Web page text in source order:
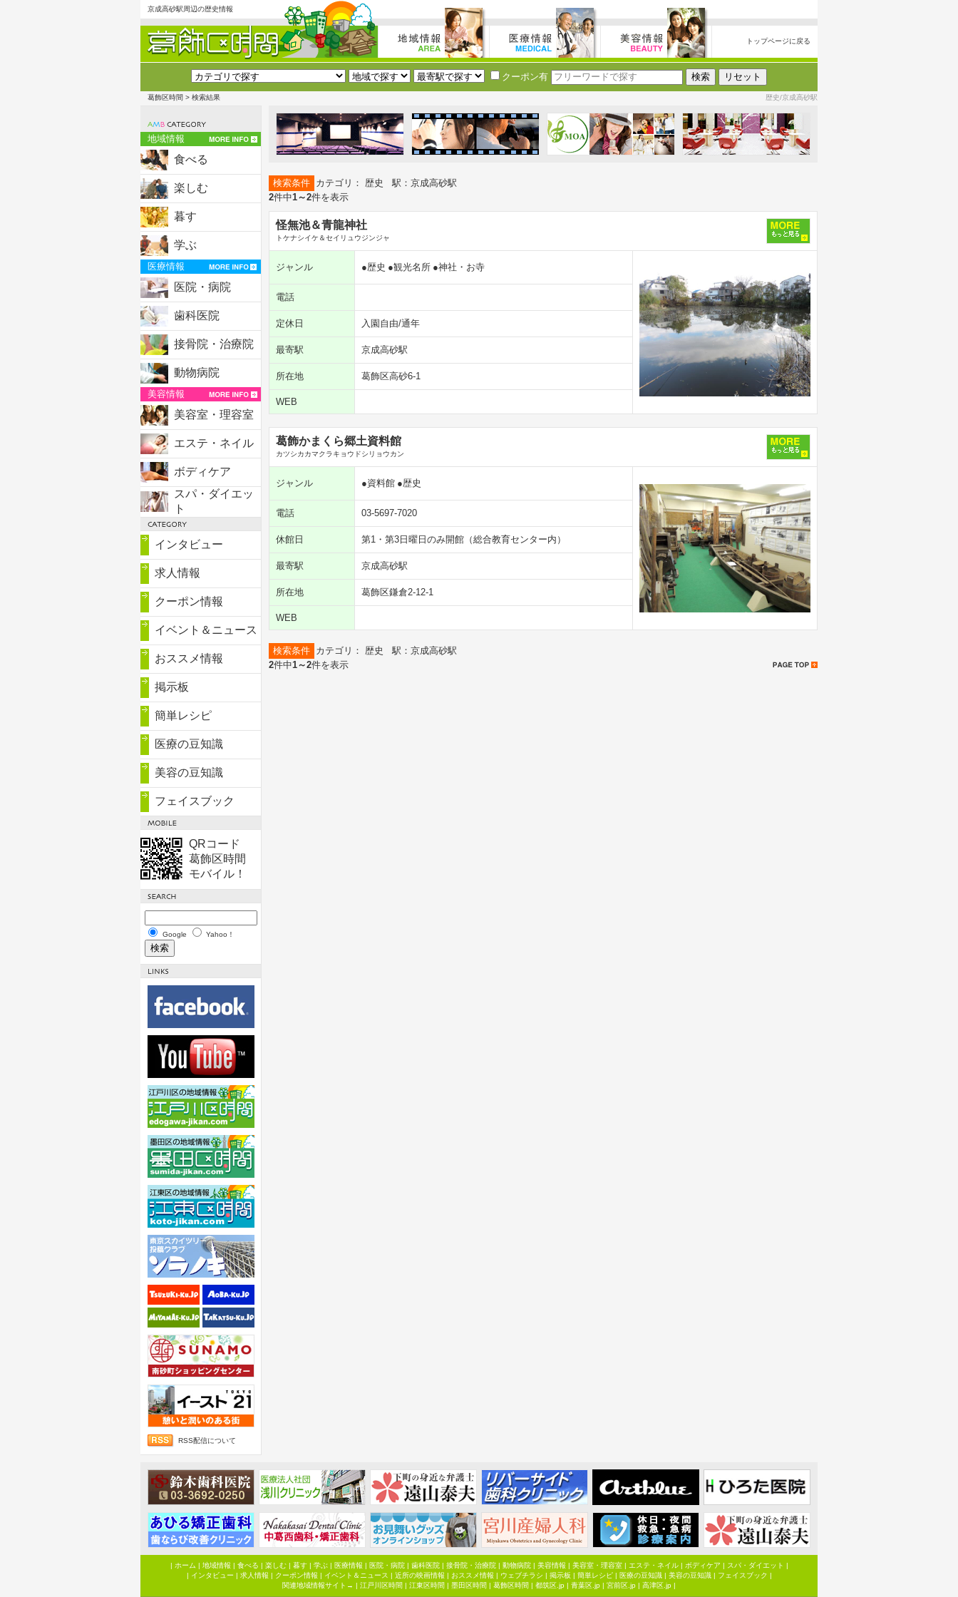
京成高砂駅周辺の歴史情報
トップページに戻る
クーポン有
葛飾区時間 > 検索結果 歴史/京成高砂駅
地域情報
食べる
楽しむ
暮す
学ぶ
医療情報
医院・病院
歯科医院
接骨院・治療院
動物病院
美容情報
美容室・理容室
エステ・ネイル
ボディケア
スパ・ダイエッ
ト
インタビュー
求人情報
クーポン情報
イベント＆ニュース
おススメ情報
掲示板
簡単レシピ
医療の豆知識
美容の豆知識
フェイスブック
QRコード
葛飾区時間
モバイル！
Google Yahoo！
RSS配信について
検索条件 カテゴリ： 歴史 駅：京成高砂駅
2件中1～2件を表示
怪無池＆青龍神社
トケナシイケ＆セイリュウジンジャ
ジャンル ●歴史 ●観光名所 ●神社・お寺
電話
定休日 入園自由/通年
最寄駅 京成高砂駅
所在地 葛飾区高砂6-1
WEB
葛飾かまくら郷土資料館
カツシカカマクラキョウドシリョウカン
ジャンル ●資料館 ●歴史
電話 03-5697-7020
休館日 第1・第3日曜日のみ開館（総合教育センター内）
最寄駅 京成高砂駅
所在地 葛飾区鎌倉2-12-1
WEB
検索条件 カテゴリ： 歴史 駅：京成高砂駅
2件中1～2件を表示
| ホーム | 地域情報 | 食べる | 楽しむ| 暮す| 学ぶ| 医療情報 | 医院・病院| 歯科医院| 接骨院・治療院| 動物病院| 美容情報 | 美容室・理容室| エステ・ネイル| ボディケア | スパ・ダイエット |
| インタビュー | 求人情報 | クーポン情報 | イベント＆ニュース | 近所の映画情報 | おススメ情報 | ウェブチラシ | 掲示板 | 簡単レシピ| 医療の豆知識| 美容の豆知識| フェイスブック |
関連地域情報サイト→ | 江戸川区時間 | 江東区時間 | 墨田区時間 | 葛飾区時間 | 都筑区.jp | 青葉区.jp | 宮前区.jp | 高津区.jp |